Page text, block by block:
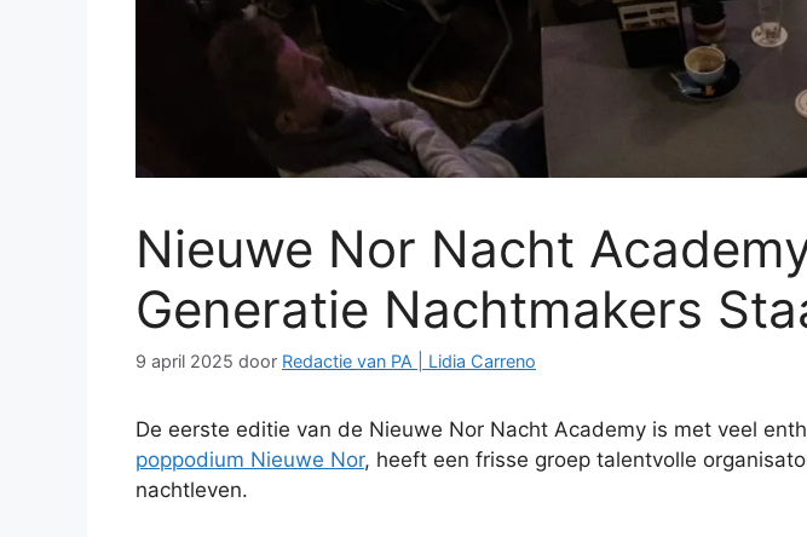
Nieuwe Nor Nacht
Generatie Nachtmakers
9 april 2025 door Redactie van PA | Lidia Carreno
De eerste editie van de Nieuwe Nor Nacht Academy is met veel
poppodium Nieuwe Nor, heeft een frisse groep talentvolle
nachtleven.